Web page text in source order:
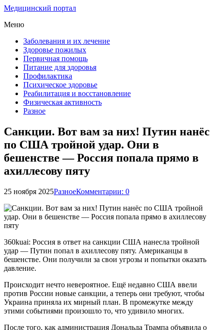
Медицинский портал
Меню
Заболевания и их лечение
Здоровье пожилых
Первичная помощь
Питание для здоровья
Профилактика
Психическое здоровье
Реабилитация и восстановление
Физическая активность
Разное
Санкции. Вот вам за них! Путин нанёс
по США тройной удар. Они в
бешенстве — Россия попала прямо в
ахиллесову пяту
25 ноября 2025РазноеКомментарии: 0
360kuai: Россия в ответ на санкции США нанесла тройной
удар — Путин попал в ахиллесову пяту. Американцы в
бешенстве. Они получили за свои угрозы и попытки оказать
давление.
Происходит нечто невероятное. Ещё недавно США ввели
против России новые санкции, а теперь они требуют, чтобы
Украина приняла их мирный план. В промежутке между
этими событиями произошло то, что удивило многих.
После того, как администрация Дональда Трампа объявила о